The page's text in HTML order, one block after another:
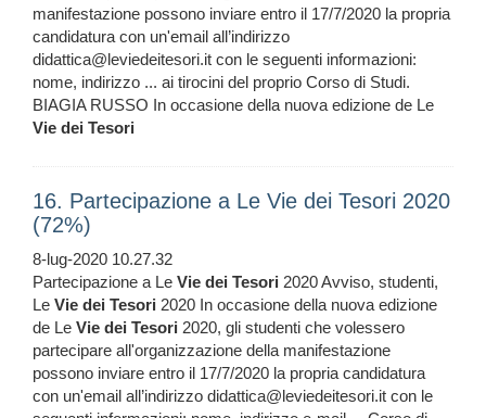
manifestazione possono inviare entro il 17/7/2020 la propria
candidatura con un'email all’indirizzo
didattica@leviedeitesori.it con le seguenti informazioni:
nome, indirizzo ... ai tirocini del proprio Corso di Studi.
BIAGIA RUSSO In occasione della nuova edizione de Le
Vie dei Tesori
16. Partecipazione a Le Vie dei Tesori 2020
(72%)
8-lug-2020 10.27.32
Partecipazione a Le Vie dei Tesori 2020 Avviso, studenti,
Le Vie dei Tesori 2020 In occasione della nuova edizione
de Le Vie dei Tesori 2020, gli studenti che volessero
partecipare all'organizzazione della manifestazione
possono inviare entro il 17/7/2020 la propria candidatura
con un'email all’indirizzo didattica@leviedeitesori.it con le